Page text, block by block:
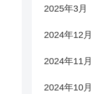
2025年3月
2024年12月
2024年11月
2024年10月